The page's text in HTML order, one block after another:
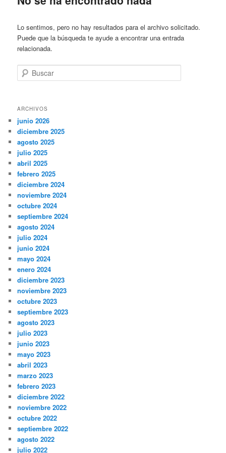
Lo sentimos, pero no hay resultados para el archivo solicitado.
Puede que la búsqueda te ayude a encontrar una entrada
relacionada.
Buscar
ARCHIVOS
junio 2026
diciembre 2025
agosto 2025
julio 2025
abril 2025
febrero 2025
diciembre 2024
noviembre 2024
octubre 2024
septiembre 2024
agosto 2024
julio 2024
junio 2024
mayo 2024
enero 2024
diciembre 2023
noviembre 2023
octubre 2023
septiembre 2023
agosto 2023
julio 2023
junio 2023
mayo 2023
abril 2023
marzo 2023
febrero 2023
diciembre 2022
noviembre 2022
octubre 2022
septiembre 2022
agosto 2022
julio 2022